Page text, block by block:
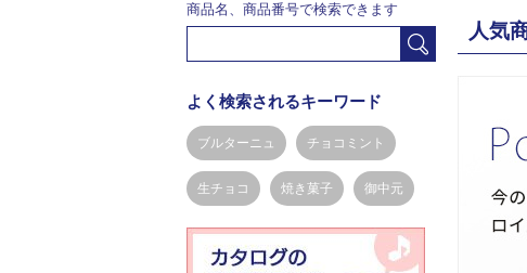
人気
商品名、商品番号で検索できます
よく検索されるキーワード
ブルターニュ チョコミント
生チョコ 焼き菓子 御中元